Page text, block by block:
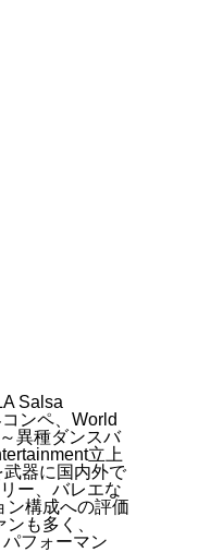
Salsa
ンペ、World
異種ダンスバ
立上
器に国内外で
ー、バレエな
ン構成への評価
も多く、
フォーマン